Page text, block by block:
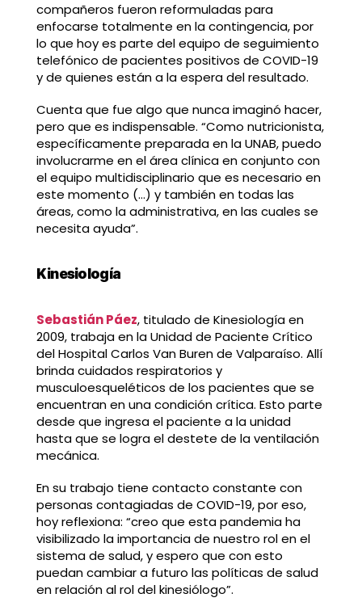
compañeros fueron reformuladas para
enfocarse totalmente en la contingencia, por
lo que hoy es parte del equipo de seguimiento
telefónico de pacientes positivos de COVID-19
y de quienes están a la espera del resultado.
Cuenta que fue algo que nunca imaginó hacer,
pero que es indispensable. “Como nutricionista,
específicamente preparada en la UNAB, puedo
involucrarme en el área clínica en conjunto con
el equipo multidisciplinario que es necesario en
este momento (…) y también en todas las
áreas, como la administrativa, en las cuales se
necesita ayuda”.
Kinesiología
Sebastián Páez, titulado de Kinesiología en
2009, trabaja en la Unidad de Paciente Crítico
del Hospital Carlos Van Buren de Valparaíso. Allí
brinda cuidados respiratorios y
musculoesqueléticos de los pacientes que se
encuentran en una condición crítica. Esto parte
desde que ingresa el paciente a la unidad
hasta que se logra el destete de la ventilación
mecánica.
En su trabajo tiene contacto constante con
personas contagiadas de COVID-19, por eso,
hoy reflexiona: “creo que esta pandemia ha
visibilizado la importancia de nuestro rol en el
sistema de salud, y espero que con esto
puedan cambiar a futuro las políticas de salud
en relación al rol del kinesiólogo”.